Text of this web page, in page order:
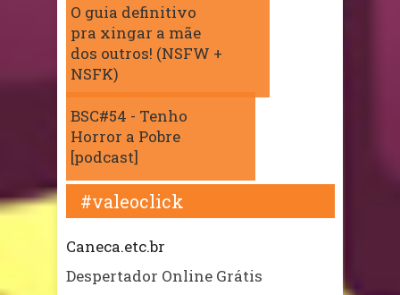
O guia definitivo
pra xingar a mãe
dos outros! (NSFW +
NSFK)
BSC#54 - Tenho
Horror a Pobre
[podcast]
#valeoclick
Caneca.etc.br
Despertador Online Grátis